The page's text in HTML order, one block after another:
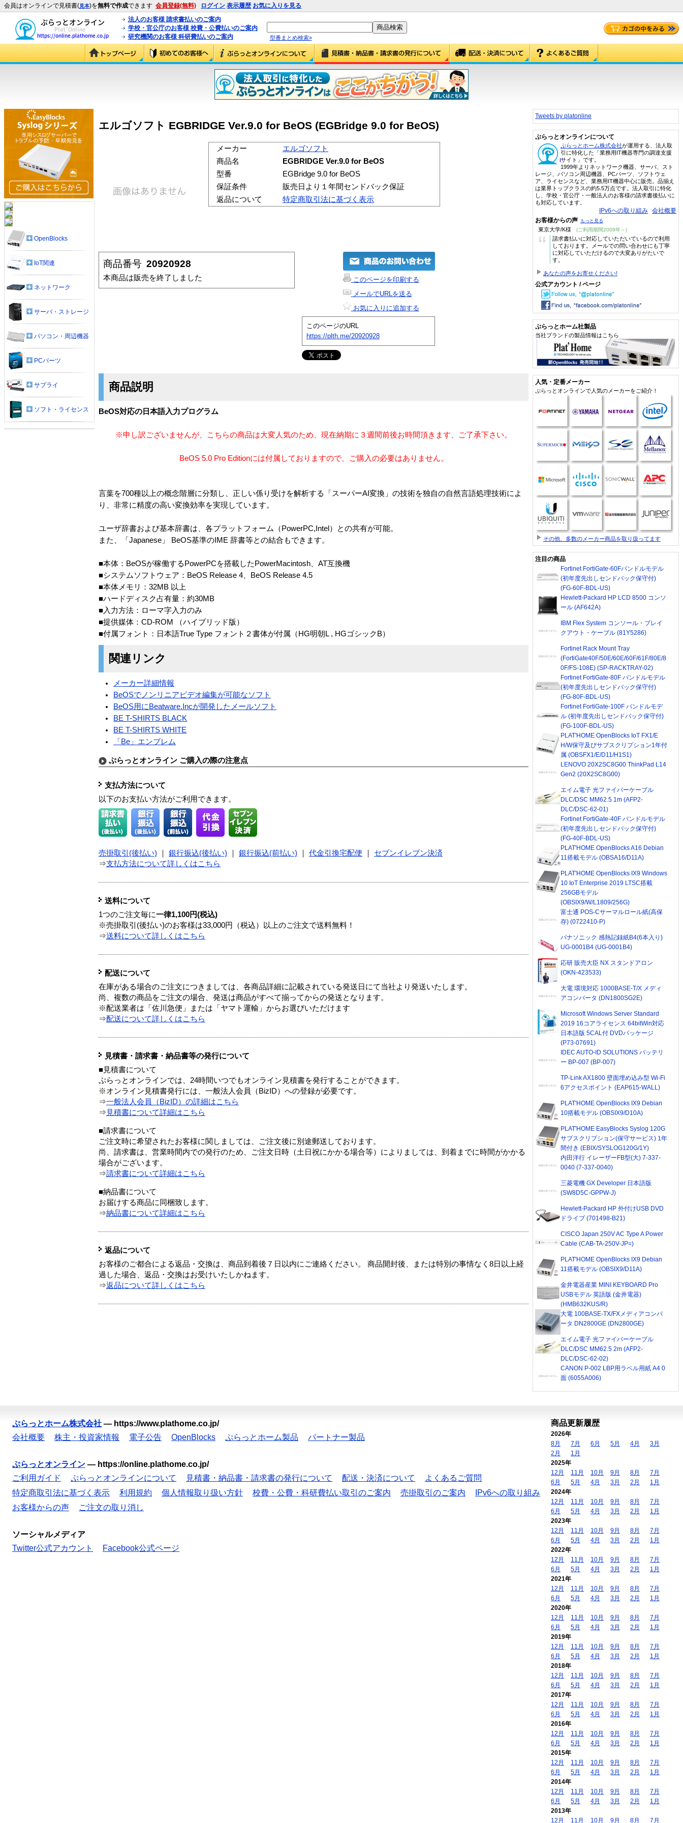
会員はオンラインで見積書(見本)を無料で作成できます 会員登録(無料) ログイン 表示履歴 お気に入りを見る
法人のお客様 請求書払いのご案内
学校・官公庁のお客様 校費・公費払いのご案内
研究機関のお客様 科研費払いのご案内
型番まとめ検索»
エルゴソフト EGBRIDGE Ver.9.0 for BeOS (EGBridge 9.0 for BeOS)
メーカー
エルゴソフト
商品名
EGBRIDGE Ver.9.0 for BeOS
型番
EGBridge 9.0 for BeOS
保証条件
販売日より１年間センドバック保証
返品について
特定商取引法に基づく表示
商品番号 20920928
本商品は販売を終了しました
このページを印刷する
メールでURLを送る
お気に入りに追加する
このページのURL
https://plth.me/20920928
商品説明
BeOS対応の日本語入力プログラム
※申し訳ございませんが、こちらの商品は大変人気のため、現在納期に３週間前後お時間頂きます、ご了承下さい。
BeOS 5.0 Pro Editionには付属しておりますので、ご購入の必要はありません。
言葉を700種以上の概念階層に分類し、正しい係り受けを解析する「スーパーAI変換」の技術を独自の自然言語処理技術によ
り、非常に精度の高い変換効率を実現しています。
ユーザ辞書および基本辞書は、各プラットフォーム（PowerPC,Intel）との共有が可能。
また、「Japanese」 BeOS基準のIME 辞書等との結合もできます。
■本体：BeOSが稼働するPowerPCを搭載したPowerMacintosh、AT互換機
■システムソフトウェア：BeOS Release 4、BeOS Release 4.5
■本体メモリ：32MB 以上
■ハードディスク占有量：約30MB
■入力方法：ローマ字入力のみ
■提供媒体：CD-ROM （ハイブリッド版）
■付属フォント：日本語True Type フォント２書体が付属（HG明朝L , HGゴシックB）
関連リンク
メーカー詳細情報
BeOSでノンリニアビデオ編集が可能なソフト
BeOS用にBeatware.Incが開発したメールソフト
BE T-SHIRTS BLACK
BE T-SHIRTS WHITE
「Be」エンブレム
ぷらっとオンライン ご購入の際の注意点
支払方法について
以下のお支払い方法がご利用できます。
売掛取引(後払い) 銀行振込(後払い) 銀行振込(前払い) 代金引換宅配便
セブンイレブン決済
⇒支払方法について詳しくはこちら
送料について
1つのご注文毎に一律1,100円(税込)
※売掛取引(後払い)のお客様は33,000円（税込）以上のご注文で送料無料！
⇒送料について詳しくはこちら
配送について
在庫がある場合のご注文につきましては、各商品詳細に記載されている発送日にて当社より発送いたします。
尚、複数の商品をご注文の場合、発送は商品がすべて揃ってからの発送となります。
※配送業者は「佐川急便」または「ヤマト運輸」からお選びいただけます
⇒配送について詳しくはこちら
見積書・請求書・納品書等の発行について
■見積書について
ぷらっとオンラインでは、24時間いつでもオンライン見積書を発行することができます。
※オンライン見積書発行には、一般法人会員（BizID）への登録が必要です。
⇒一般法人会員（BizID）の詳細はこちら
⇒ 見積書について詳細はこちら
■請求書について
ご注文時に希望されたお客様に関しましては、ご注文後に別途郵送しております。
尚、請求書は、営業時間内での発行のため、ご注文日時（土日祝にかかる場合等）によりましては、到着までに時間がかかる
場合がございます。
⇒請求書について詳細はこちら
■納品書について
お届けする商品に同梱致します。
⇒納品書について詳細はこちら
返品について
お客様のご都合による返品・交換は、商品到着後７日以内にご連絡ください。 商品開封後、または特別の事情なく8日以上経
過した場合、返品・交換はお受けいたしかねます。
⇒返品について詳しくはこちら
OpenBlocks
IoT関連
ネットワーク
サーバ・ストレージ
パソコン・周辺機器
PCパーツ
サプライ
ソフト・ライセンス
Tweets by platonline
ぷらっとオンラインについて
ぷらっとホーム株式会社が運用する、法人取
引に特化した「業務用IT機器専門の調達支援
サイト」です。
1999年よりネットワーク機器、サーバ、スト
レージ、パソコン周辺機器、PCパーツ、ソフトウェ
ア、ライセンスなど、業務用IT機器中心に販売。品揃え
は業界トップクラスの約5.5万点です。法人取引に特化
し、学校・官公庁・一般法人のお客様の請求書後払いに
も対応しています。
IPv6への取り組み 会社概要
お客様からの声 もっと見る
東京大学/K様 (ご利用期間2009年～)
“
請求書払いに対応していただいているので利用
しております。メールでの問い合わせにも丁寧
に対応していただけるので大変ありがたいで
す。
あなたの声をお寄せください!
公式アカウント / ページ
ぷらっとホーム社製品
当社ブランドの製品情報はこちら
人気・定番メーカー
ぷらっとオンラインで人気のメーカーをご紹介！
その他、多数のメーカー商品を取り扱ってます
注目の商品
Fortinet FortiGate-60Fバンドルモデル
(初年度先出しセンドバック保守付)
(FG-60F-BDL-US)
Hewlett-Packard HP LCD 8500 コンソ
ール (AF642A)
IBM Flex System コンソール・ブレイ
クアウト・ケーブル (81Y5286)
Fortinet Rack Mount Tray
(FortiGate40F/50E/60E/60F/61F/80E/8
0F/FS-108E) (SP-RACKTRAY-02)
Fortinet FortiGate-80F バンドルモデル
(初年度先出しセンドバック保守付)
(FG-80F-BDL-US)
Fortinet FortiGate-100F バンドルモデ
ル (初年度先出しセンドバック保守付)
(FG-100F-BDL-US)
PLAT'HOME OpenBlocks IoT FX1/E
H/W保守及びサブスクリプション1年付
属 (OBSFX1/E/D11/H1S1)
LENOVO 20X2SC8G00 ThinkPad L14
Gen2 (20X2SC8G00)
エイム電子 光ファイバーケーブル
DLC/DSC MM62.5 1m (AFP2-
DLC/DSC-62-01)
Fortinet FortiGate-40F バンドルモデル
(初年度先出しセンドバック保守付)
(FG-40F-BDL-US)
PLAT'HOME OpenBlocks A16 Debian
11搭載モデル (OBSA16/D11A)
PLAT'HOME OpenBlocks IX9 Windows
10 IoT Enterprise 2019 LTSC搭載
256GBモデル
(OBSIX9/W/L1809/256G)
富士通 POS-Cサーマルロール紙(高保
存) (0722410-P)
パナソニック 感熱記録紙B4(6本入り)
UG-0001B4 (UG-0001B4)
応研 販売大臣 NX スタンドアロン
(OKN-423533)
大電 環境対応 1000BASE-T/X メディ
アコンバータ (DN1800SG2E)
Microsoft Windows Server Standard
2019 16コアライセンス 64bitWin対応
日本語版 5CAL付 DVDパッケージ
(P73-07691)
IDEC AUTO-ID SOLUTIONS バッテリ
ー BP-007 (BP-007)
TP-Link AX1800 壁面埋め込み型 Wi-Fi
6アクセスポイント (EAP615-WALL)
PLAT'HOME OpenBlocks IX9 Debian
10搭載モデル (OBSIX9/D10A)
PLAT'HOME EasyBlocks Syslog 120G
サブスクリプション(保守サービス) 1年
間付き (EBIX/SYSLOG120G/1Y)
内田洋行 イレーザーFB型(大) 7-337-
0040 (7-337-0040)
三菱電機 GX Developer 日本語版
(SW8D5C-GPPW-J)
Hewlett-Packard HP 外付けUSB DVD
ドライブ (701498-B21)
CISCO Japan 250V AC Type A Power
Cable (CAB-TA-250V-JP=)
PLAT'HOME OpenBlocks IX9 Debian
11搭載モデル (OBSIX9/D11A)
金井電器産業 MINI KEYBOARD Pro
USBモデル 英語版 (金井電器)
(HMB632KUS/R)
大電 100BASE-TX/FXメディアコンバ
ータ DN2800GE (DN2800GE)
エイム電子 光ファイバーケーブル
DLC/DSC MM62.5 2m (AFP2-
DLC/DSC-62-02)
CANON P-002 LBP用ラベル用紙 A4 0
面 (6055A006)
ぷらっとホーム株式会社 — https://www.plathome.co.jp/
会社概要
株主・投資家情報 電子公告 OpenBlocks ぷらっとホーム製品 パートナー製品
ぷらっとオンライン — https://online.plathome.co.jp/
ご利用ガイド
ぷらっとオンラインについて 見積書・納品書・請求書の発行について 配送・決済について
よくあるご質問
特定商取引法に基づく表示
利用規約 個人情報取り扱い方針 校費・公費・科研費払い取引のご案内 売掛取引のご案内
IPv6への取り組み
お客様からの声
ご注文の取り消し
ソーシャルメディア
Twitter公式アカウント
Facebook公式ページ
商品更新履歴
2026年
8月
7月 6月 5月 4月
3月
2月
1月
2025年
12月
11月 10月 9月 8月
7月
6月
5月 4月 3月 2月
1月
2024年
12月
11月 10月 9月 8月
7月
6月
5月 4月 3月 2月
1月
2023年
12月
11月 10月 9月 8月
7月
6月
5月 4月 3月 2月
1月
2022年
12月
11月 10月 9月 8月
7月
6月
5月 4月 3月 2月
1月
2021年
12月
11月 10月 9月 8月
7月
6月
5月 4月 3月 2月
1月
2020年
12月
11月 10月 9月 8月
7月
6月
5月 4月 3月 2月
1月
2019年
12月
11月 10月 9月 8月
7月
6月
5月 4月 3月 2月
1月
2018年
12月
11月 10月 9月 8月
7月
6月
5月 4月 3月 2月
1月
2017年
12月
11月 10月 9月 8月
7月
6月
5月 4月 3月 2月
1月
2016年
12月
11月 10月 9月 8月
7月
6月
5月 4月 3月 2月
1月
2015年
12月
11月 10月 9月 8月
7月
6月
5月 4月 3月 2月
1月
2014年
12月
11月 10月 9月 8月
7月
6月
5月 4月 3月 2月
1月
2013年
12月
11月 10月 9月 8月 7月